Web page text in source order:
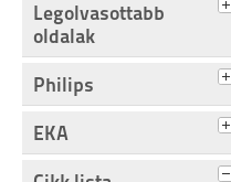
Legolvasottabb
oldalak
Philips
EKA